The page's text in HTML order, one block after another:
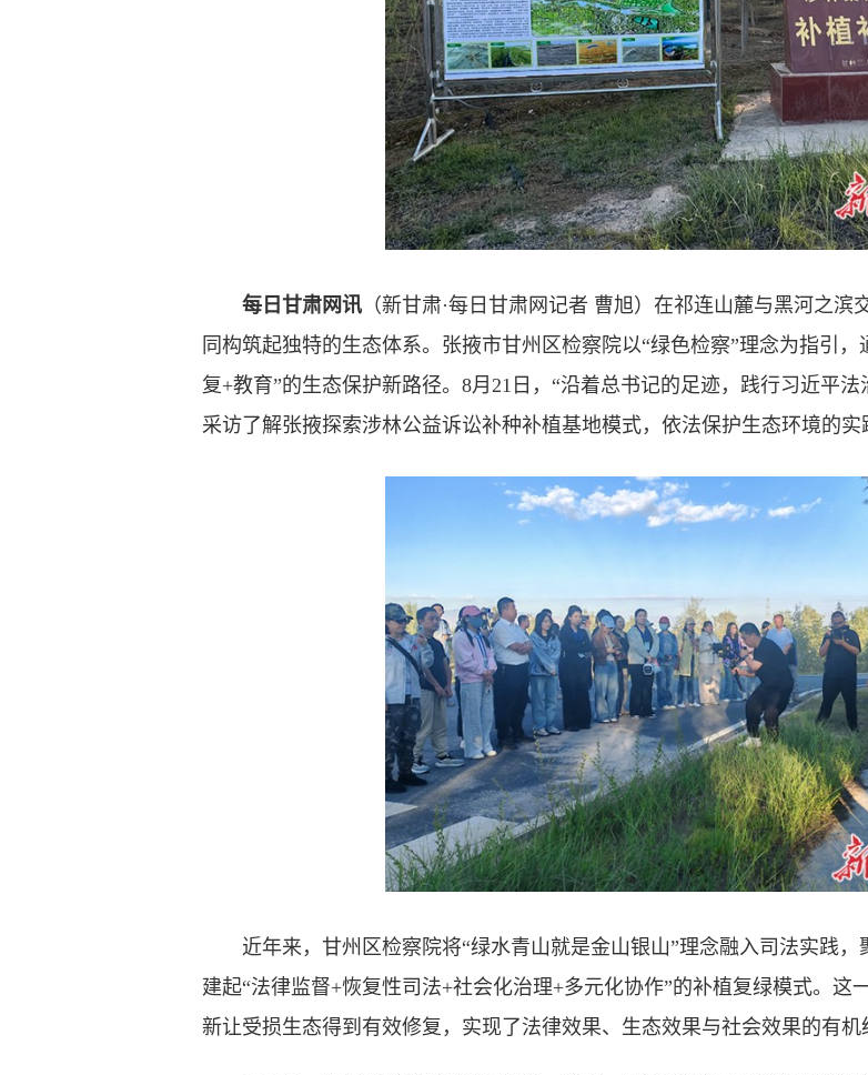
每日甘肃网讯 （新甘肃·每日甘肃网记者 曹旭）在祁连山麓与黑河之
同构筑起独特的生态体系。张掖市甘州区检察院以“绿色检察”理念为指引
复+教育”的生态保护新路径。8月21日，“沿着总书记的足迹，践行习近平
采访了解张掖探索涉林公益诉讼补种补植基地模式，依法保护生态环境的实
近年来，甘州区检察院将“绿水青山就是金山银山”理念融入司法实践，
建起“法律监督+恢复性司法+社会化治理+多元化协作”的补植复绿模式。这
新让受损生态得到有效修复，实现了法律效果、生态效果与社会效果的有机